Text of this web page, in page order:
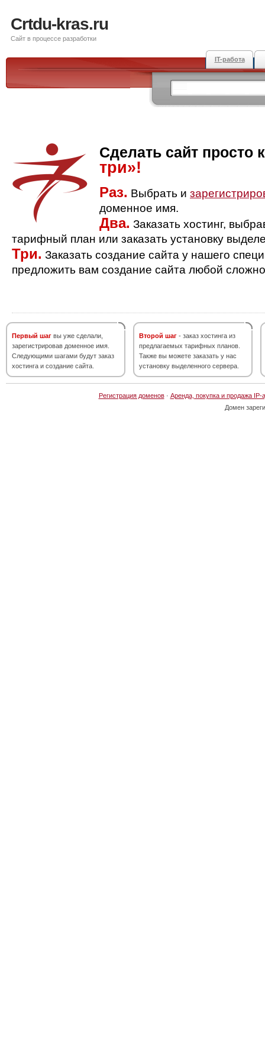
Crtdu-kras.ru
Сайт в процессе разработки
IT-работа
Сделать сайт просто
три»!
Раз. Выбрать и
доменное имя.
Два. Заказать хостинг,
тарифный план или заказать установку
Три. Заказать создание сайта у нашего
предложить вам создание сайта любой
Первый шаг вы уже сделали,
зарегистрировав доменное имя.
Следующими шагами будут заказ
хостинга и создание сайта.
Второй шаг - заказ хостинга из
предлагаемых тарифных планов.
Также вы можете заказать у нас
установку выделенного сервера.
Регистрация доменов· Аренда, покупка и продажа IP-
Домен